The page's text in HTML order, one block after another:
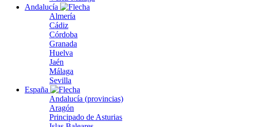
Andalucía
Almería
Cádiz
Córdoba
Granada
Huelva
Jaén
Málaga
Sevilla
España
Andalucía (provincias)
Aragón
Principado de Asturias